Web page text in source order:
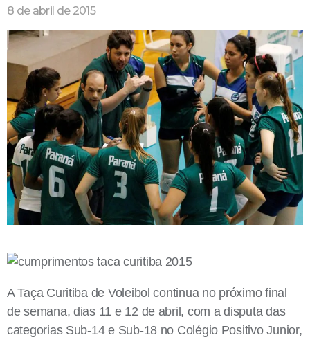
8 de abril de 2015
A Taça Curitiba de Voleibol continua no próximo final
de semana, dias 11 e 12 de abril, com a disputa das
categorias Sub-14 e Sub-18 no Colégio Positivo Junior,